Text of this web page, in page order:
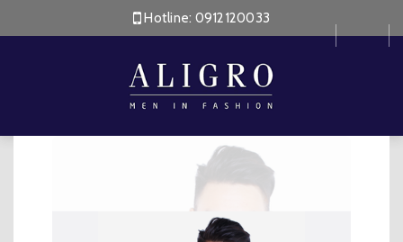
Hotline: 0912120033